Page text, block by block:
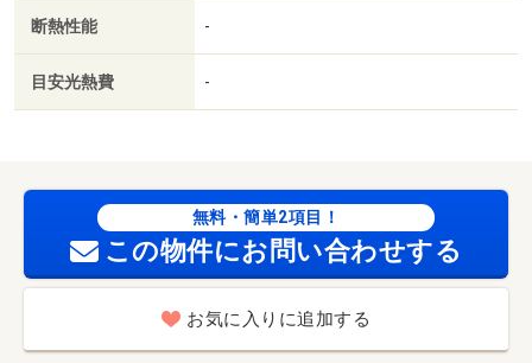
断熱性能 -
目安光熱費 -
無料・簡単2項目！
この物件にお問い合わせする
お気に入りに追加する